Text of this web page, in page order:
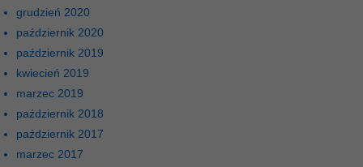
grudzień 2020
październik 2020
październik 2019
kwiecień 2019
marzec 2019
październik 2018
październik 2017
marzec 2017